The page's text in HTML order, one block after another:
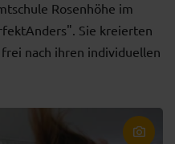
Rosenhöhe im
Sie kreierten
nach ihren individuellen